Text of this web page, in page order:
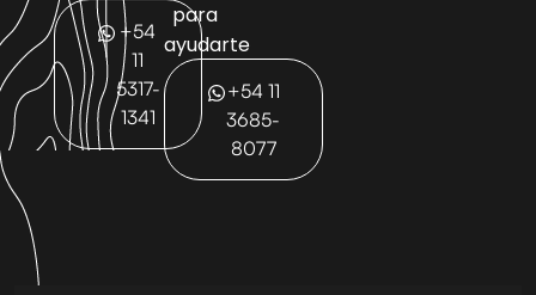
+54
11
5317-
1341
para
ayudarte
+54 11
3685-
8077